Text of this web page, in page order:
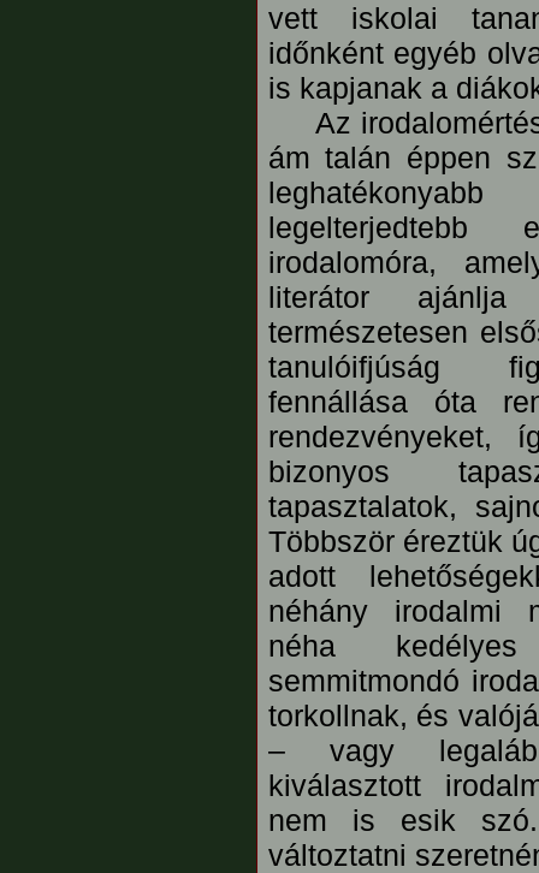
vett iskolai
időnként egyéb
is kapjanak a
Az
ám talán éppen
legelterjedtebb
irodalomóra,
literátor
természetesen
tanulóifjúság
fennállása óta
rendezvényeket,
bizonyos
tapasztalatok,
Többször éreztük
adott
néhány irodalmi
néha
semmitmondó
torkollnak, és
– vagy
kiválasztott
nem is esik
változtatni